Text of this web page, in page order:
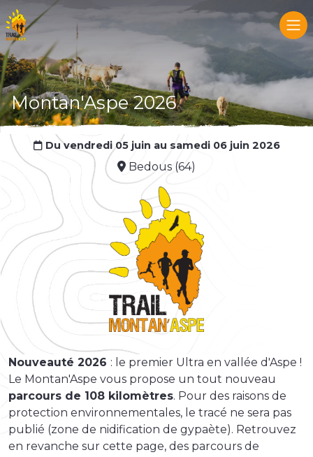
Montan'Aspe 2026
Du vendredi 05 juin au samedi 06 juin 2026
Bedous (64)
Nouveauté 2026 : le premier Ultra en vallée d'Aspe !
Le Montan'Aspe vous propose un tout nouveau
parcours de 108 kilomètres. Pour des raisons de
protection environnementales, le tracé ne sera pas
publié (zone de nidification de gypaète). Retrouvez
en revanche sur cette page, des parcours de